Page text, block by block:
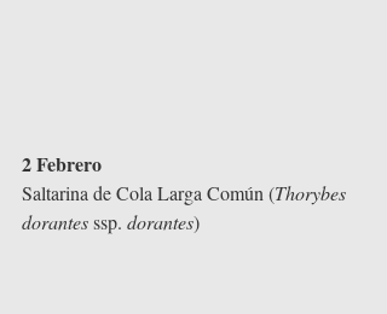
2 Febrero
Saltarina de Cola Larga Común (Thorybes
dorantes ssp. dorantes)